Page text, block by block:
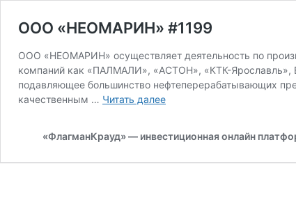
OOO «НЕОМАРИН» #1199
ООО «НЕОМАРИН» осуществляет деятельность по
компаний как «ПАЛМАЛИ», «АСТОН», «КТК-Ярославль»,
подавляющее большинство нефтеперерабатывающих
качественным … Читать далееOOO
«ФлагманКрауд» — инвестиционная онлайн